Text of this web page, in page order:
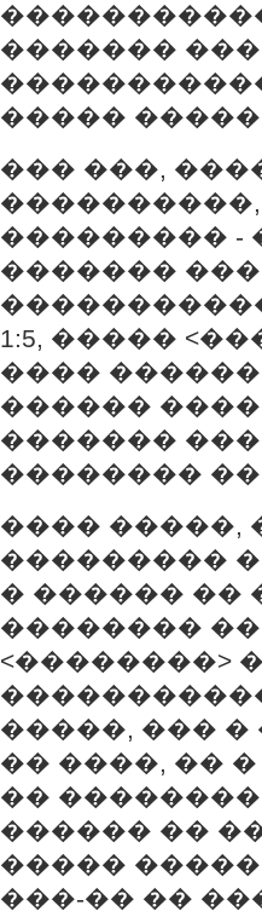
�������
�����
��� ���,
��������� -
�������
1:5, �����
����
������
�������
��������
���� �����,
���������
� ������ ��
��������
<��������>
�����, ���
�� ����, ��
��
������ ��
�����
���-�� ��